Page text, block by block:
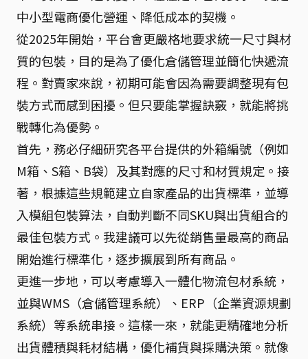
中小型電商優化營運、降低成本的契機。
從2025年開始，平台會更嚴格地要求統一尺寸與材
質的包裝，目的是為了優化倉儲管理並簡化快遞流
程。對賣家來說，初期可能會因為需要調整現有包
裝方式而感到困擾。但只要能掌握訣竅，就能將挑
戰轉化為優勢。
首先，務必仔細研究各平台提供的外箱編號（例如
M箱、S箱、B袋）及其對應的尺寸和材質規定。接
著，根據這些規範建立自家產品的出貨標準，並導
入模組包裝算法，自動判斷不同SKU與出貨組合的
最佳包裝方式。我建議可以先從銷售量最高的商品
開始進行標準化，逐步擴展到所有商品。
更進一步地，可以考慮導入一體化物流包材系統，
並與WMS（倉儲管理系統）、ERP（企業資源規劃
系統）等系統串接。這樣一來，就能更精確地分析
出貨體積與耗材結構，優化補貨與採購決策。就像